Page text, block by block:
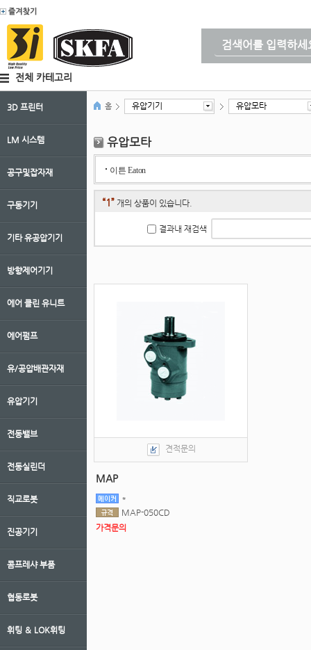
전체 카테고리
3D 프린터
LM 시스템
공구및잡자재
구동기기
기타 유공압기기
방향제어기기
에어 클린 유니트
에어펌프
유/공압배관자재
유압기기
전동밸브
전동실린더
직교로봇
진공기기
콤프레샤 부품
협동로봇
휘팅 ＆ LOK휘팅
홈 유압기기 유압모타
유압모타
이튼 Eaton
“1” 개의 상품이 있습니다.
결과내 재검색
견적문의
MAP
*
MAP-050CD
가격문의